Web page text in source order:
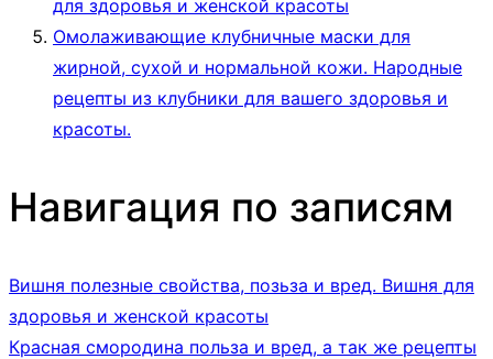
для здоровья и женской красоты
Омолаживающие клубничные маски для
жирной, сухой и нормальной кожи. Народные
рецепты из клубники для вашего здоровья и
красоты.
Навигация по записям
Вишня полезные свойства, позьза и вред. Вишня для
здоровья и женской красоты
Красная смородина польза и вред, а так же рецепты